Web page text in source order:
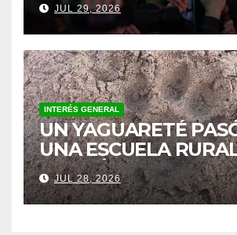
DIJO JOSÉ PEÑA
JUL 29, 2026
INTERÉS GENERAL
UN YAGUARETÉ
UNA ESCUELA
ACTIVÓ UN
JUL 28, 2026